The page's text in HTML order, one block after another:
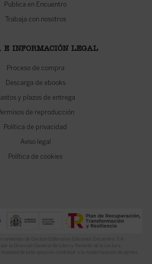
Publica en Encuentro
Trabaja con nosotros
E INFORMACIÓN LEGAL
Proceso de compra
Descarga de ebooks
y plazos de entrega
de reproducción
Política de privacidad
Aviso legal
Política de cookies
de Gestión Editorial en Ediciones Encuentro, S.A.
por la Dirección General del Libro y Fomento de la Lectura,
finalidad de este apoyo es contribuir a la modernización de pymes